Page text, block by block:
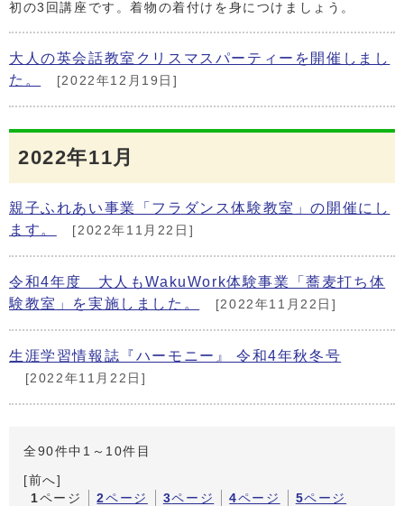
初の3回講座です。着物の着付けを身につけましょう。
大人の英会話教室クリスマスパーティーを開催しまし
た。
[2022年12月19日]
2022年11月
親子ふれあい事業「フラダンス体験教室」の開催にし
ます。
[2022年11月22日]
令和4年度 大人もWakuWork体験事業「蕎麦打ち体
験教室」を実施しました。
[2022年11月22日]
生涯学習情報誌『ハーモニー』 令和4年秋冬号
[2022年11月22日]
全90件中1～10件目
[前へ]
1ページ 2ページ 3ページ 4ページ 5ページ